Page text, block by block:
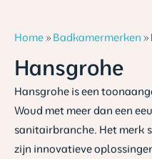
Home» Badkamermerken »
Hansgrohe
Hansgrohe is een
Woud met meer dan een
sanitairbranche. Het merk
zijn innovatieve